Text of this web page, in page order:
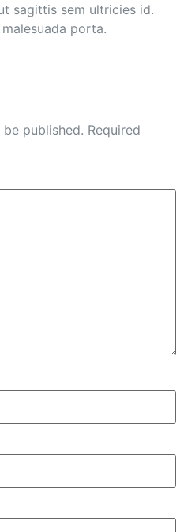
sagittis sem ultricies id.
porta.
published. Required